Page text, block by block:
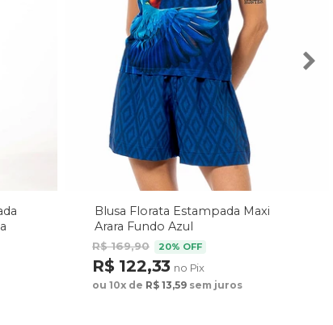
Blusa Florata Estampada Maxi
Arara Fundo Azul
R$ 169,90 20% OFF
R$ 122,33 no Pix
ou 10x de R$ 13,59 sem juros